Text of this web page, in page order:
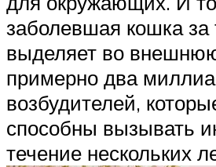
заболевшая кошка за
выделяет во
примерно два
возбудителей,
способны вызывать
течение нескольких